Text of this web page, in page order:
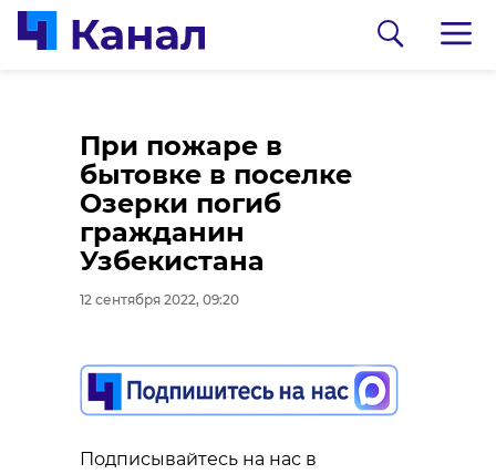
При пожаре в
бытовке в поселке
Озерки погиб
гражданин
Узбекистана
12 сентября 2022, 09:20
Подписывайтесь на нас в
В лесу под Агалатово
нашли останки
человека
12 сентября 2022, 09:06
Подписывайтесь на нас в
0:00 / 0:00
В усадьбе Марьино